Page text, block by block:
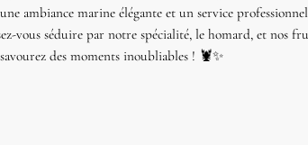
ambiance marine élégante et un service
vous séduire par notre spécialité, le homard, et nos
des moments inoubliables ! 🦞✨